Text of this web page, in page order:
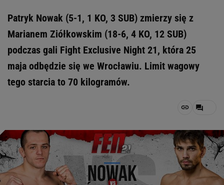
Patryk Nowak (5-1, 1 KO, 3 SUB) zmierzy się z
Marianem Ziółkowskim (18-6, 4 KO, 12 SUB)
podczas gali Fight Exclusive Night 21, która 25
maja odbędzie się we Wrocławiu. Limit wagowy
tego starcia to 70 kilogramów.